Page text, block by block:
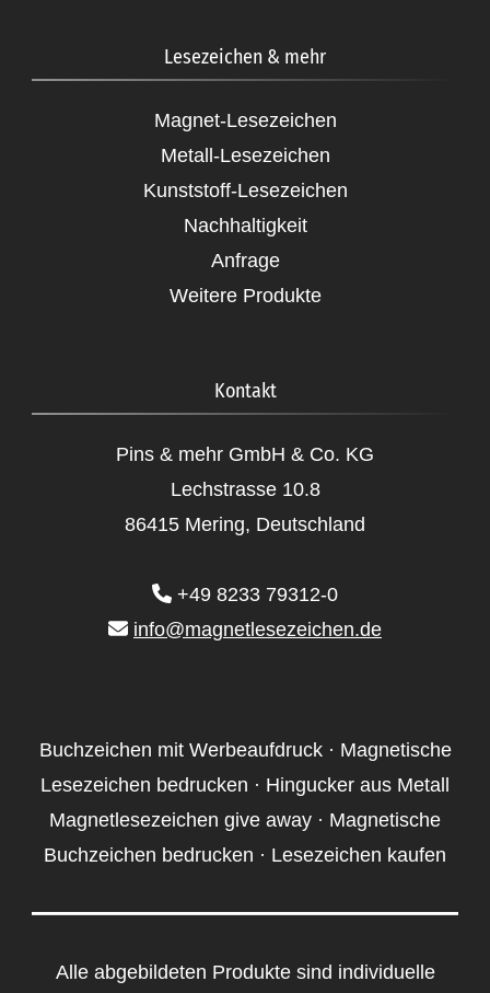
Lesezeichen & mehr
Magnet-Lesezeichen
Metall-Lesezeichen
Kunststoff-Lesezeichen
Nachhaltigkeit
Anfrage
Weitere Produkte
Kontakt
Pins & mehr GmbH & Co. KG
Lechstrasse 10.8
86415 Mering, Deutschland
+49 8233 79312-0
info@magnetlesezeichen.de
Buchzeichen mit Werbeaufdruck · Magnetische
Lesezeichen bedrucken · Hingucker aus Metall
Magnetlesezeichen give away · Magnetische
Buchzeichen bedrucken · Lesezeichen kaufen
Alle abgebildeten Produkte sind individuelle